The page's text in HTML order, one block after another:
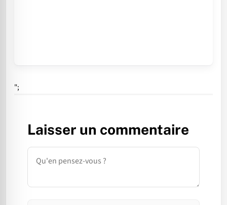
";
Laisser un commentaire
Commentaire